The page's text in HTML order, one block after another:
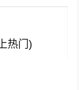
热门)